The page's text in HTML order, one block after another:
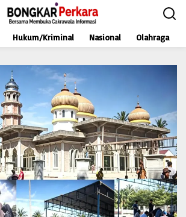
Hukum/Kriminal Nasional Olahraga